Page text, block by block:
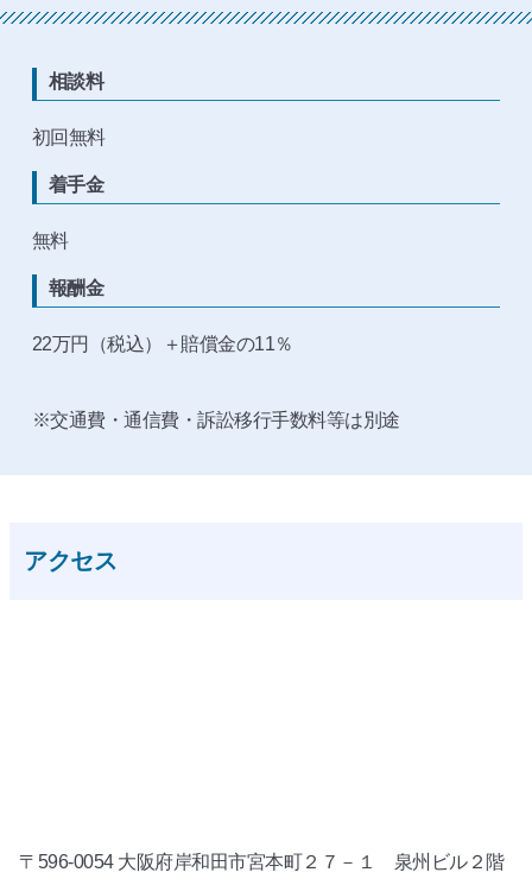
相談料
初回無料
着手金
無料
報酬金
22万円（税込）＋賠償金の11％
※交通費・通信費・訴訟移行手数料等は別途
アクセス
〒596-0054 大阪府岸和田市宮本町２７－１ 泉州ビル２階